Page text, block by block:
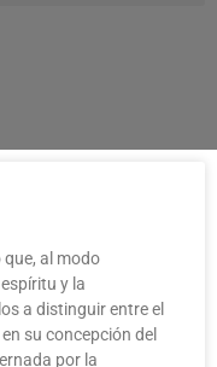
al modo
y la
a distinguir entre el
su concepción del
por la